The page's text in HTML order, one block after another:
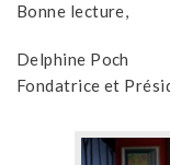
Bonne lecture,
Delphine Poch
Fondatrice et